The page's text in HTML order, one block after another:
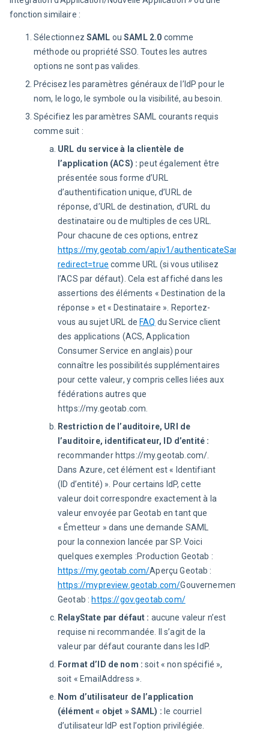
fonction similaire :
Sélectionnez SAML ouSAML 2.0 comme
méthode ou propriété SSO. Toutes les autres
options ne sont pas valides.
Précisez les paramètres généraux de l’IdP pour le
nom, le logo, le symbole ou la visibilité, au besoin.
Spécifiez les paramètres SAML courants requis
comme suit :
URL du service à la clientèle de
l’application (ACS) : peut également être
présentée sous forme d’URL
d’authentification unique, d’URL de
réponse, d’URL de destination, d’URL du
destinataire ou de multiples de ces URL.
Pour chacune de ces options, entrez
https://my.geotab.com/apiv1/authenticateSaml?
redirect=true comme URL (si vous utilisez
l’ACS par défaut). Cela est affiché dans les
assertions des éléments « Destination de la
réponse » et « Destinataire ». Reportez-
vous au sujet URL de FAQ du Service client
des applications (ACS, Application
Consumer Service en anglais) pour
connaître les possibilités supplémentaires
pour cette valeur, y compris celles liées aux
fédérations autres que
https://my.geotab.com.
Restriction de l’auditoire, URI de
l’auditoire, identificateur, ID d’entité :
recommander https://my.geotab.com/.
Dans Azure, cet élément est « Identifiant
(ID d’entité) ». Pour certains IdP, cette
valeur doit correspondre exactement à la
valeur envoyée par Geotab en tant que
« Émetteur » dans une demande SAML
pour la connexion lancée par SP. Voici
quelques exemples :Production Geotab :
https://my.geotab.com/Aperçu Geotab :
https://mypreview.geotab.com/Gouvernement
Geotab : https://gov.geotab.com/
RelayState par défaut : aucune valeur n’est
requise ni recommandée. Il s’agit de la
valeur par défaut courante dans les IdP.
Format d’ID de nom : soit « non spécifié »,
soit « EmailAddress ».
Nom d’utilisateur de l’application
(élément « objet » SAML) : le courriel
d’utilisateur IdP est l’option privilégiée.